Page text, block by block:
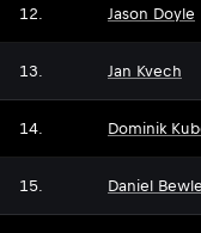
12. Jason Doyle
13. Jan Kvech
14. Dominik
15. Daniel